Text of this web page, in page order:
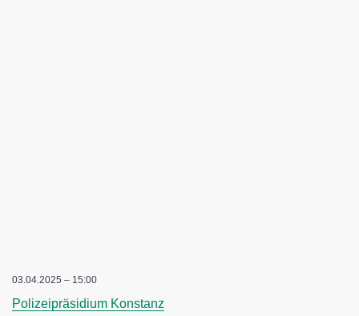
03.04.2025 – 15:00
Polizeipräsidium Konstanz